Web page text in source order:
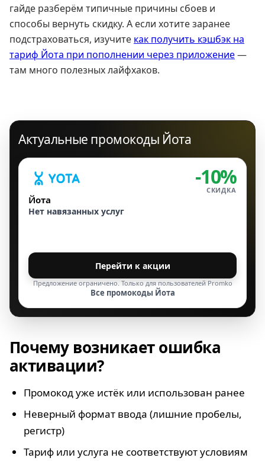
гайде разберём типичные причины сбоев и
способы вернуть скидку. А если хотите заранее
подстраховаться, изучите как получить кэшбэк на
тариф Йота при пополнении через приложение—
там много полезных лайфхаков.
Актуальные промокоды Йота
-10%
СКИДКА
Йота
Нет навязанных услуг
Перейти к акции
Предложение ограничено. Только для пользователей Promko
Все промокоды Йота
Почему возникает ошибка
активации?
Промокод уже истёк или использован ранее
Неверный формат ввода (лишние пробелы,
регистр)
Тариф или услуга не соответствуют условиям